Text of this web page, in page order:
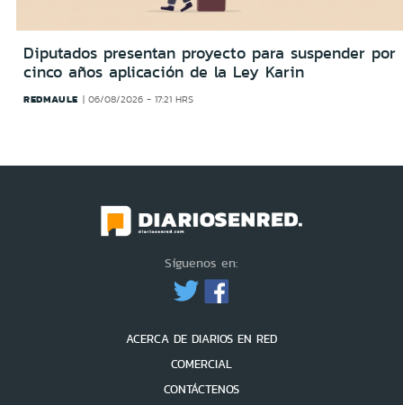
Diputados presentan proyecto para suspender por
cinco años aplicación de la Ley Karin
REDMAULE 06/08/2026 - 17:21 HRS
Síguenos en:
ACERCA DE DIARIOS EN RED
COMERCIAL
CONTÁCTENOS